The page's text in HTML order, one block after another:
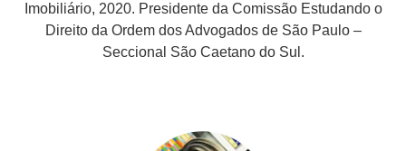
Imobiliário, 2020. Presidente da Comissão Estudando o
Direito da Ordem dos Advogados de São Paulo –
Seccional São Caetano do Sul.